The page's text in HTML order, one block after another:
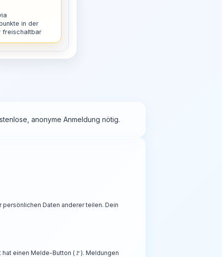
in der
freischaltbar
anonyme Anmeldung nötig.
Daten anderer teilen. Dein
einen Melde-Button (🚩). Meldungen